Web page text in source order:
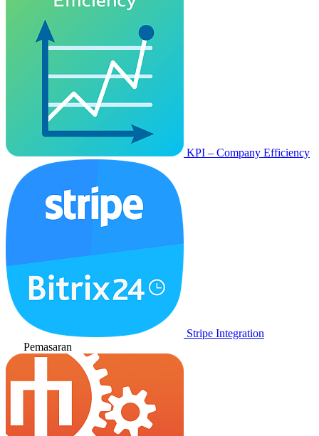
KPI – Company Efficiency
Stripe Integration
Pemasaran